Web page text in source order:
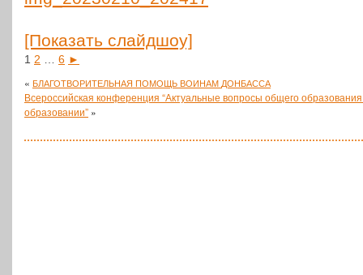
[Пока­зать слайдшоу]
1 2 6 ►
« БЛАГОТВОРИТЕЛЬНАЯ ПОМОЩЬ ВОИНАМ ДОНБАССА
Всероссийская конференция “Актуальные вопросы общего
образовании” »